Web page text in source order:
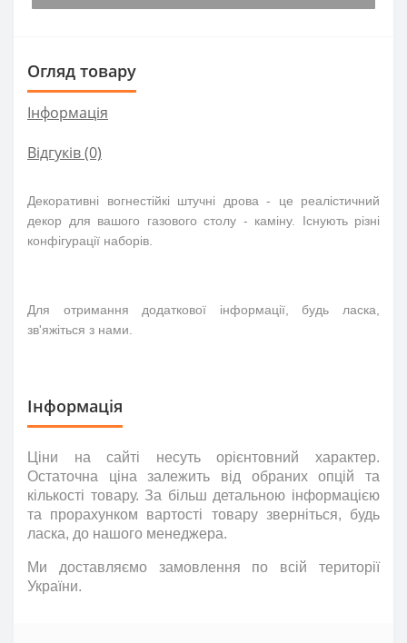
Огляд товару
Інформація
Відгуків (0)
Декоративні вогнестійкі штучні дрова - це реалістичний
декор для вашого газового столу - каміну. Існують різні
конфігурації наборів.
Для отримання додаткової інформації, будь ласка,
зв'яжіться з нами.
Інформація
Ціни на сайті несутьорієнтовний характер.
Остаточна ціна залежить від обраних опцій та
кількості товару. За більш детальною інформацією
та прорахунком вартості товару зверніться, будь
ласка, до нашого менеджера.
Ми доставляємо замовлення по всій території
України.